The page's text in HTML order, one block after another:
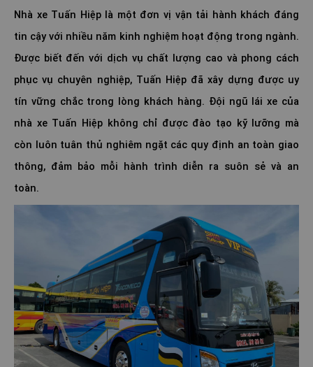
Nhà xe Tuấn Hiệp là một đơn vị vận tải hành khách đáng
tin cậy với nhiều năm kinh nghiệm hoạt động trong ngành.
Được biết đến với dịch vụ chất lượng cao và phong cách
phục vụ chuyên nghiệp, Tuấn Hiệp đã xây dựng được uy
tín vững chắc trong lòng khách hàng. Đội ngũ lái xe của
nhà xe Tuấn Hiệp không chỉ được đào tạo kỹ lưỡng mà
còn luôn tuân thủ nghiêm ngặt các quy định an toàn giao
thông, đảm bảo mỗi hành trình diễn ra suôn sẻ và an
toàn.